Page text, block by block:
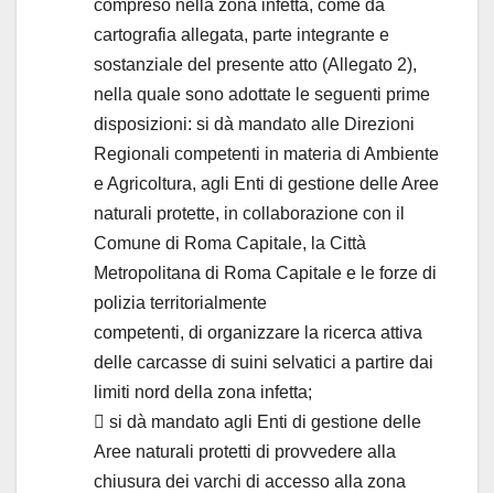
compreso nella zona infetta, come da
cartografia allegata, parte integrante e
sostanziale del presente atto (Allegato 2),
nella quale sono adottate le seguenti prime
disposizioni: si dà mandato alle Direzioni
Regionali competenti in materia di Ambiente
e Agricoltura, agli Enti di gestione delle Aree
naturali protette, in collaborazione con il
Comune di Roma Capitale, la Città
Metropolitana di Roma Capitale e le forze di
polizia territorialmente
competenti, di organizzare la ricerca attiva
delle carcasse di suini selvatici a partire dai
limiti nord della zona infetta;
 si dà mandato agli Enti di gestione delle
Aree naturali protetti di provvedere alla
chiusura dei varchi di accesso alla zona